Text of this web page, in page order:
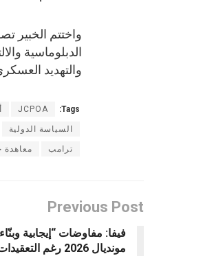
واختتم الخبير
الدبلوماسية
والتهديد
Tags:
JCPOA
السياسة الدولية
ترامب معاهدة
Previous Post
فيفا: مفاوضات “إيجابية
مونديال 2026 رغم التعقيدات السياسية